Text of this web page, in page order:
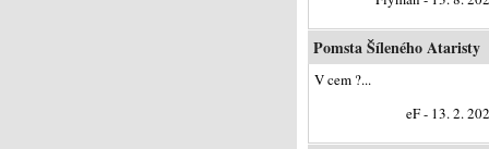
Pomsta Šíleného Ataristy
V cem ?...
eF - 13. 2.